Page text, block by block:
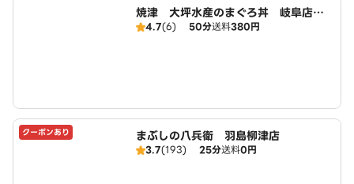
焼津 大坪水産のまぐろ丼 岐阜店
広域店
4.7(6) 50分送料380円
クーポンあり まぶしの八兵衛 羽島柳津店
3.7(193) 25分送料0円